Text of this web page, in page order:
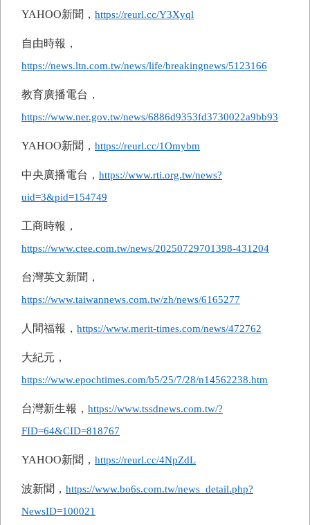
YAHOO新聞， https://reurl.cc/Y3Xyql
自由時報，
https://news.ltn.com.tw/news/life/breakingnews/5123166
教育廣播電台，
https://www.ner.gov.tw/news/6886d9353fd3730022a9bb93
YAHOO新聞， https://reurl.cc/1Omybm
中央廣播電台， https://www.rti.org.tw/news?
uid=3&pid=154749
工商時報，
https://www.ctee.com.tw/news/20250729701398-431204
台灣英文新聞，
https://www.taiwannews.com.tw/zh/news/6165277
人間福報， https://www.merit-times.com/news/472762
大紀元，
https://www.epochtimes.com/b5/25/7/28/n14562238.htm
台灣新生報， https://www.tssdnews.com.tw/?
FID=64&CID=818767
YAHOO新聞， https://reurl.cc/4NpZdL
波新聞， https://www.bo6s.com.tw/news_detail.php?
NewsID=100021